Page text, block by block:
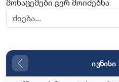
მონაცემები ვერ მოიძებნა
ივნისი